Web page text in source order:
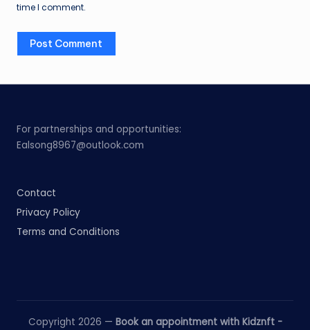
time I comment.
For partnerships and opportunities:
Ealsong8967@outlook.com
Contact
Privacy Policy
Terms and Conditions
Copyright 2026 — Book an appointment with Kidznft -